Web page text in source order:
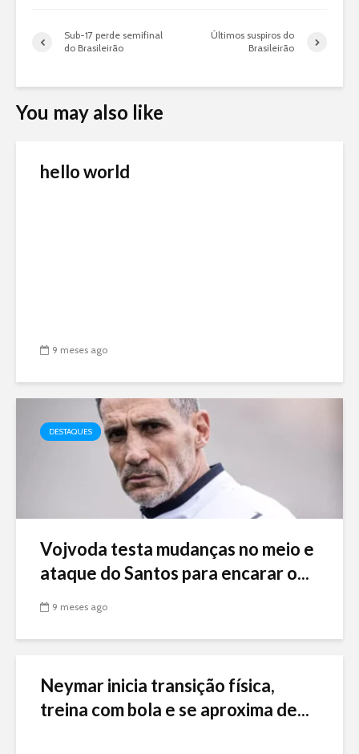
Sub-17 perde semifinal
do Brasileirão
Últimos suspiros do
Brasileirão
You may also like
hello world
9 meses ago
DESTAQUES
Vojvoda testa mudanças no meio e
ataque do Santos para encarar o...
9 meses ago
Neymar inicia transição física,
treina com bola e se aproxima de...